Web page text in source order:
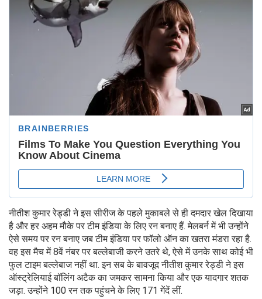
नीतीश कुमार रेड्डी ने इस सीरीज के पहले मुकाबले से ही दमदार खेल दिखाया
है और हर अहम मौके पर टीम इंडिया के लिए रन बनाए हैं. मेलबर्न में भी उन्होंने
ऐसे समय पर रन बनाए जब टीम इंडिया पर फॉलो ऑन का खतरा मंडरा रहा है.
वह इस मैच में 8वें नंबर पर बल्लेबाजी करने उतरे थे, ऐसे में उनके साथ कोई भी
फुल टाइम बल्लेबाज नहीं था. इन सब के बावजूद नीतीश कुमार रेड्डी ने इस
ऑस्ट्रेलियाई बॉलिंग अटैक का जमकर सामना किया और एक यादगार शतक
जड़ा. उन्होंने 100 रन तक पहुंचने के लिए 171 गेंदें लीं.